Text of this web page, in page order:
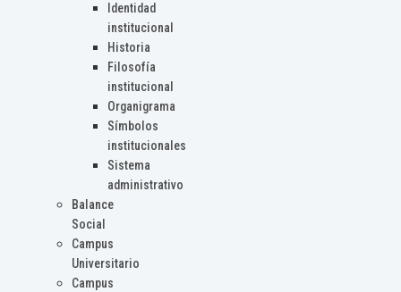
Identidad
institucional
Historia
Filosofía
institucional
Organigrama
Símbolos
institucionales
Sistema
administrativo
Balance
Social
Campus
Universitario
Campus